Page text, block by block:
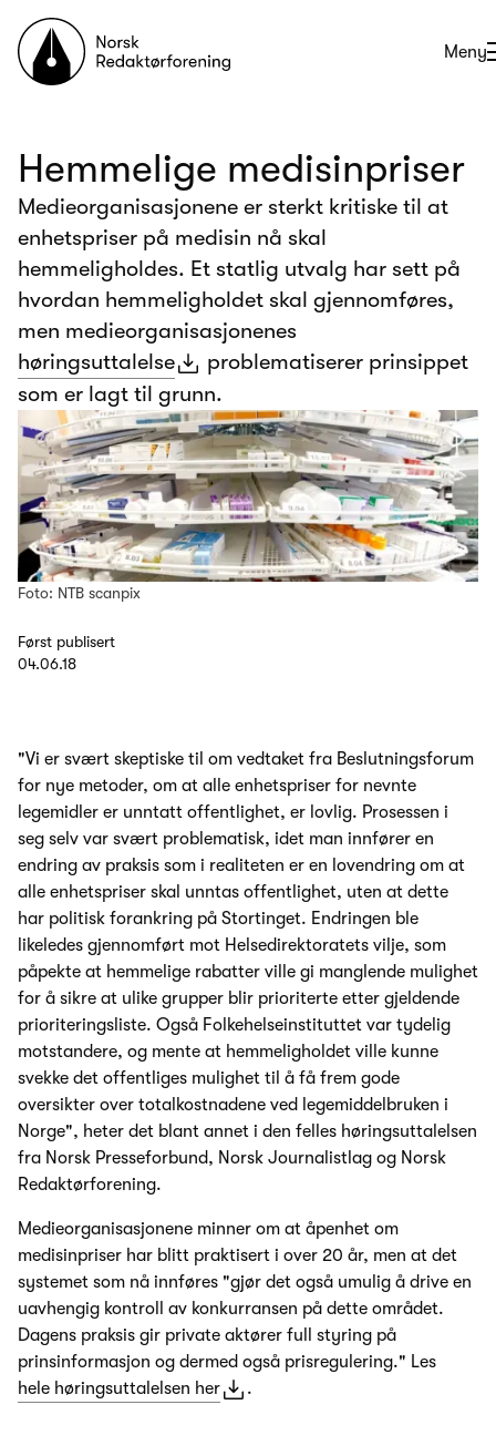
Til forsiden
Åpne
Meny
Hemmelige medisinpriser
Medieorganisasjonene er sterkt kritiske til at
enhetspriser på medisin nå skal
hemmeligholdes. Et statlig utvalg har sett på
hvordan hemmeligholdet skal gjennomføres,
men medieorganisasjonenes
høringsuttalelse
problematiserer prinsippet
som er lagt til grunn.
Foto: NTB scanpix
Først publisert
04.06.18
"Vi er svært skeptiske til om vedtaket fra Beslutningsforum
for nye metoder, om at alle enhetspriser for nevnte
legemidler er unntatt offentlighet, er lovlig. Prosessen i
seg selv var svært problematisk, idet man innfører en
endring av praksis som i realiteten er en lovendring om at
alle enhetspriser skal unntas offentlighet, uten at dette
har politisk forankring på Stortinget. Endringen ble
likeledes gjennomført mot Helsedirektoratets vilje, som
påpekte at hemmelige rabatter ville gi manglende mulighet
for å sikre at ulike grupper blir prioriterte etter gjeldende
prioriteringsliste. Også Folkehelseinstituttet var tydelig
motstandere, og mente at hemmeligholdet ville kunne
svekke det offentliges mulighet til å få frem gode
oversikter over totalkostnadene ved legemiddelbruken i
Norge", heter det blant annet i den felles høringsuttalelsen
fra Norsk Presseforbund, Norsk Journalistlag og Norsk
Redaktørforening.
Medieorganisasjonene minner om at åpenhet om
medisinpriser har blitt praktisert i over 20 år, men at det
systemet som nå innføres "gjør det også umulig å drive en
uavhengig kontroll av konkurransen på dette området.
Dagens praksis gir private aktører full styring på
prinsinformasjon og dermed også prisregulering." Les
hele høringsuttalelsen her
.